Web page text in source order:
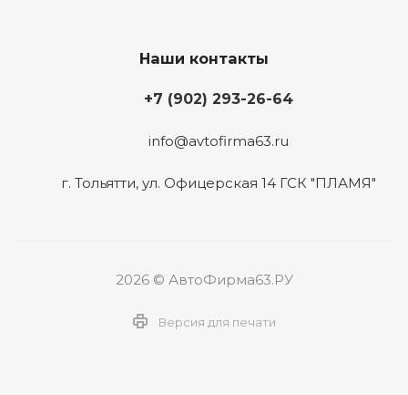
Наши контакты
+7 (902) 293-26-64
info@avtofirma63.ru
г. Тольятти, ул. Офицерская 14 ГСК "ПЛАМЯ"
2026 © АвтоФирма63.РУ
Версия для печати